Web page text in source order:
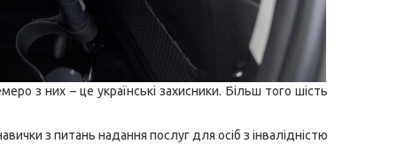
з них – це українські захисники. Більш того шість
з питань надання послуг для осіб з інвалідністю